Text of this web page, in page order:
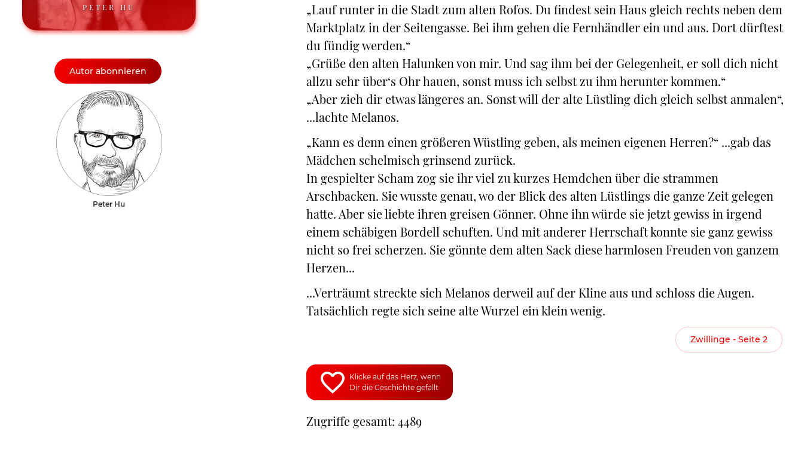
PETER HU
Autor abonnieren
Peter Hu
„Lauf runter in die Stadt zum alten Rofos. Du findest sein Haus gleich rechts neben dem
Marktplatz in der Seitengasse. Bei ihm gehen die Fernhändler ein und aus. Dort dürftest
du fündig werden.“
„Grüße den alten Halunken von mir. Und sag ihm bei der Gelegenheit, er soll dich nicht
allzu sehr über‘s Ohr hauen, sonst muss ich selbst zu ihm herunter kommen.“
„Aber zieh dir etwas längeres an. Sonst will der alte Lüstling dich gleich selbst anmalen“,
...lachte Melanos.
„Kann es denn einen größeren Wüstling geben, als meinen eigenen Herren?“ ...gab das
Mädchen schelmisch grinsend zurück.
In gespielter Scham zog sie ihr viel zu kurzes Hemdchen über die strammen
Arschbacken. Sie wusste genau, wo der Blick des alten Lüstlings die ganze Zeit gelegen
hatte. Aber sie liebte ihren greisen Gönner. Ohne ihn würde sie jetzt gewiss in irgend
einem schäbigen Bordell schuften. Und mit anderer Herrschaft konnte sie ganz gewiss
nicht so frei scherzen. Sie gönnte dem alten Sack diese harmlosen Freuden von ganzem
Herzen...
...Verträumt streckte sich Melanos derweil auf der Kline aus und schloss die Augen.
Tatsächlich regte sich seine alte Wurzel ein klein wenig.
Zwillinge - Seite 2
Klicke auf das Herz, wenn
Dir die Geschichte gefällt
Zugriffe gesamt: 4489